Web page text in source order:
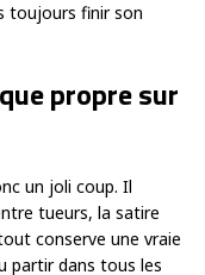
toujours finir son
propre sur
un joli coup. Il
tueurs, la satire
conserve une vraie
partir dans tous les